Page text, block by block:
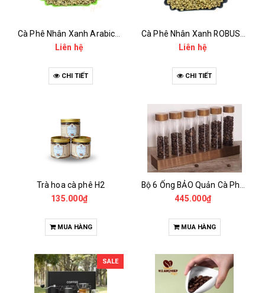
Liên hệ
CHI TIẾT
Liên hệ
CHI TIẾT
Trà hoa cà phê H2
135.000₫
MUA HÀNG
445.000₫
MUA HÀNG
SALE